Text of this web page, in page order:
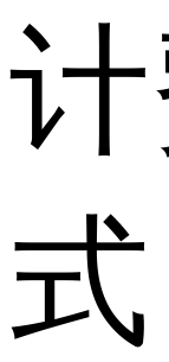
式